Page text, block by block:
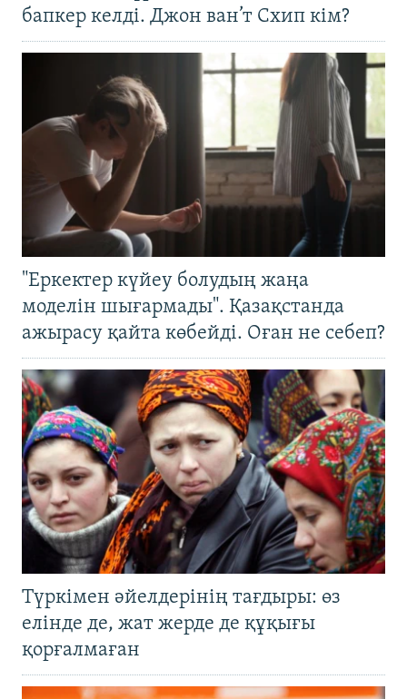
бапкер келді. Джон ван’т Схип кім?
"Еркектер күйеу болудың жаңа
моделін шығармады". Қазақстанда
ажырасу қайта көбейді. Оған не себеп?
Түркімен әйелдерінің тағдыры: өз
елінде де, жат жерде де құқығы
қорғалмаған